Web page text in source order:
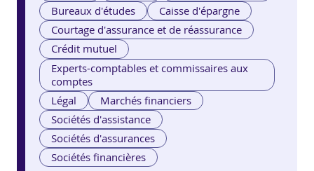
Bureaux d'études
Caisse d'épargne
Courtage d'assurance et de réassurance
Crédit mutuel
Experts-comptables et commissaires aux
comptes
Légal
Marchés financiers
Sociétés d'assistance
Sociétés d'assurances
Sociétés financières